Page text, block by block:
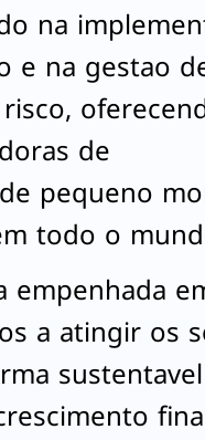
na
e na gestao
de
pequeno
todo o
empenhada
a atingir os